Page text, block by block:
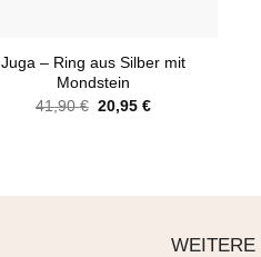
Juga – Ring aus Silber mit
Mondstein
41,90€ 20,95€
WEITERE